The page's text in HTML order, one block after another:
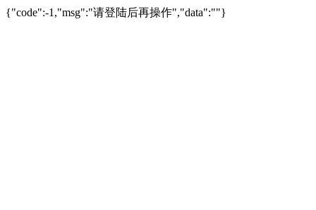
{"code":-1,"msg":"请登陆后再操作","data":""}